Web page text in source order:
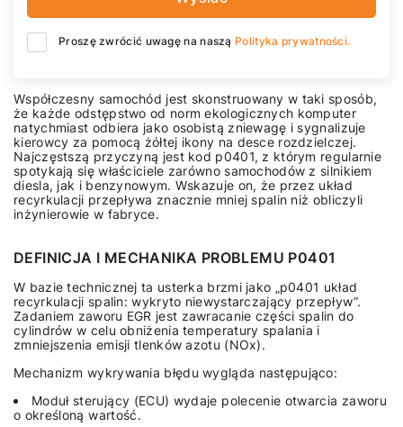
Proszę zwrócić uwagę na naszą Polityka prywatności.
Współczesny samochód jest skonstruowany w taki sposób,
że każde odstępstwo od norm ekologicznych komputer
natychmiast odbiera jako osobistą zniewagę i sygnalizuje
kierowcy za pomocą żółtej ikony na desce rozdzielczej.
Najczęstszą przyczyną jest kod p0401, z którym regularnie
spotykają się właściciele zarówno samochodów z silnikiem
diesla, jak i benzynowym. Wskazuje on, że przez układ
recyrkulacji przepływa znacznie mniej spalin niż obliczyli
inżynierowie w fabryce.
DEFINICJA I MECHANIKA PROBLEMU P0401
W bazie technicznej ta usterka brzmi jako „p0401 układ
recyrkulacji spalin: wykryto niewystarczający przepływ”.
Zadaniem zaworu EGR jest zawracanie części spalin do
cylindrów w celu obniżenia temperatury spalania i
zmniejszenia emisji tlenków azotu (NOx).
Mechanizm wykrywania błędu wygląda następująco:
Moduł sterujący (ECU) wydaje polecenie otwarcia zaworu
o określoną wartość.